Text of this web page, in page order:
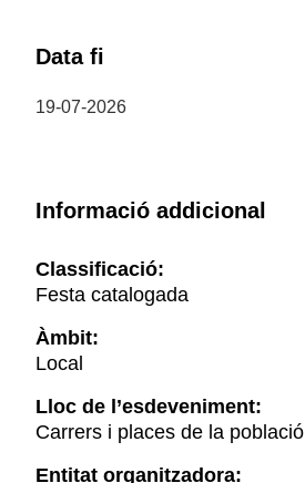
Data fi
19-07-2026
Informació addicional
Classificació:
Festa catalogada
Àmbit:
Local
Lloc de l’esdeveniment:
Carrers i places de la població
Entitat organitzadora: